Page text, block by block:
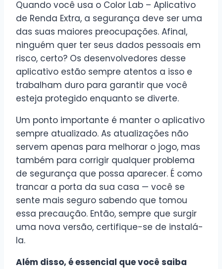
Quando você usa o Color Lab – Aplicativo
de Renda Extra, a segurança deve ser uma
das suas maiores preocupações. Afinal,
ninguém quer ter seus dados pessoais em
risco, certo? Os desenvolvedores desse
aplicativo estão sempre atentos a isso e
trabalham duro para garantir que você
esteja protegido enquanto se diverte.
Um ponto importante é manter o aplicativo
sempre atualizado. As atualizações não
servem apenas para melhorar o jogo, mas
também para corrigir qualquer problema
de segurança que possa aparecer. É como
trancar a porta da sua casa — você se
sente mais seguro sabendo que tomou
essa precaução. Então, sempre que surgir
uma nova versão, certifique-se de instalá-
la.
Além disso, é essencial que você saiba